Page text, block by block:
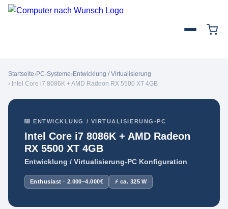
Startseite›PC-Systeme›Entwicklung / Virtualisierung
› Intel Core i7 8086K + AMD Radeon RX 5500 XT 4GB
⌨️ ENTWICKLUNG / VIRTUALISIERUNG-PC
Intel Core i7 8086K + AMD Radeon
RX 5500 XT 4GB
Entwicklung / Virtualisierung-PC Konfiguration
Enthusiast · 2.000–4.000€ ⚡ ca. 325 W